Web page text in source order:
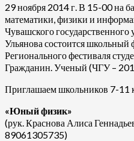
29 ноября 2014 г. В 15-00 на
математики, физики и
Чувашского
Ульянова состоится
Регионального фестиваля
Гражданин. Ученый (ЧГУ –
Приглашаем школьников 7-11
«Юный физик»
(рук. Краснова Алиса
89061305735)